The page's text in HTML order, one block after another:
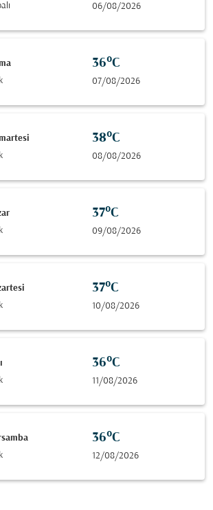
06/08/2026
36°C
07/08/2026
38°C
08/08/2026
37°C
09/08/2026
37°C
10/08/2026
36°C
11/08/2026
36°C
12/08/2026